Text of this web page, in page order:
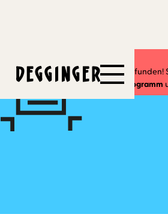
Dieses Event hat schon stattgefunden!
gerne in unseremaktuellen Programm
3.7.2023 - 13.8.2023